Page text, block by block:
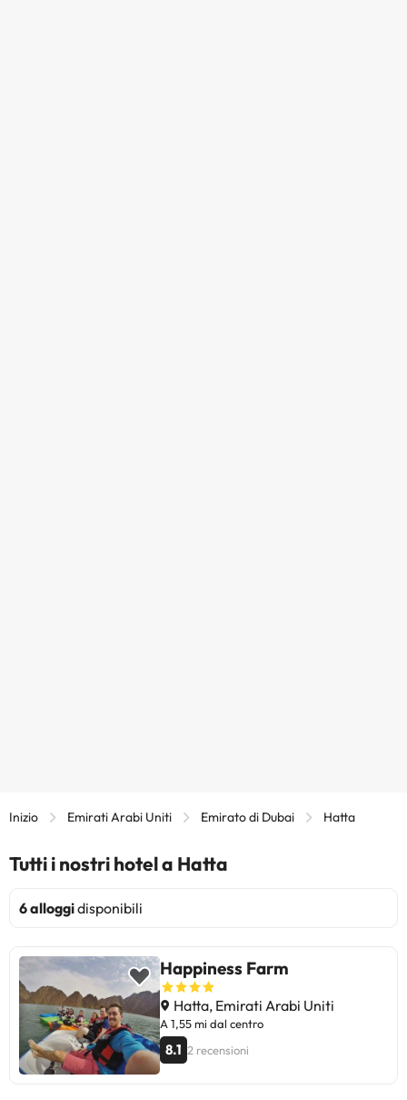
Inizio Emirati Arabi Uniti Emirato di Dubai Hatta
Tutti i nostri hotel a Hatta
6 alloggidisponibili
Happiness Farm
Hatta, Emirati Arabi Uniti
A 1,55 mi dal centro
8.1 2 recensioni